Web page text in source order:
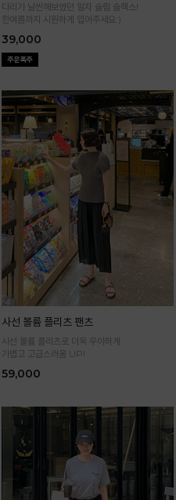
다리가 날씬해보였던 일자 슬림 슬랙스!
한여름까지 시원하게 입어주세요:)
39,000
사선 볼륨 플리츠 팬츠
사선 볼륨 플리츠로 더욱 우아하게
가볍고 고급스러움 UP!
59,000